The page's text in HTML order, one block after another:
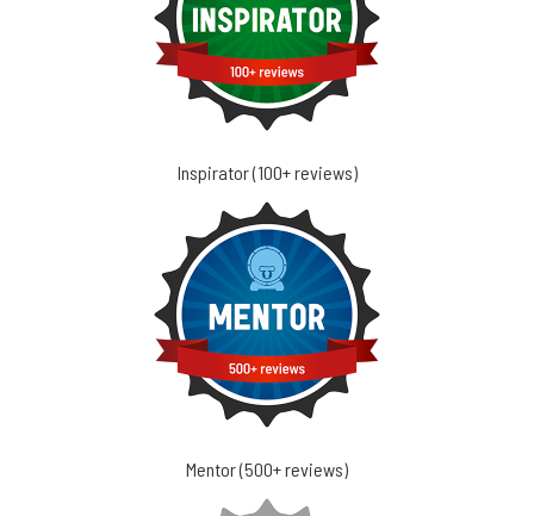
Inspirator (100+ reviews)
Mentor (500+ reviews)